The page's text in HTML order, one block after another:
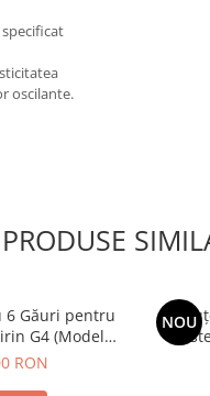
oscilante.
PRODUSE
6 Găuri pentru
G4 (Model
RON
NOU